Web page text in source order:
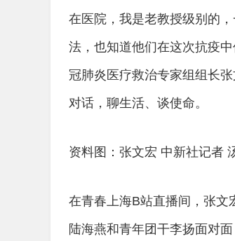
在医院，我是老教授级别的
法，也知道他们在这次抗疫
冠肺炎医疗救治专家组组长
对话，聊生活、谈使命。
资料图：张文宏 中新社记者
在青春上海B站直播间，张文
陆海燕和青年团干李扬面对